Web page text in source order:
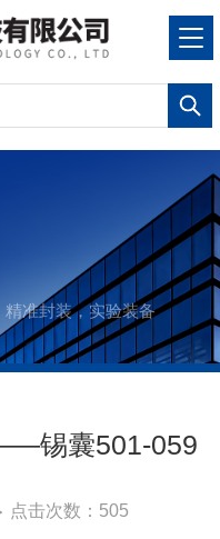
精准封装，实验装备
锡囊501-059
点击次数：505